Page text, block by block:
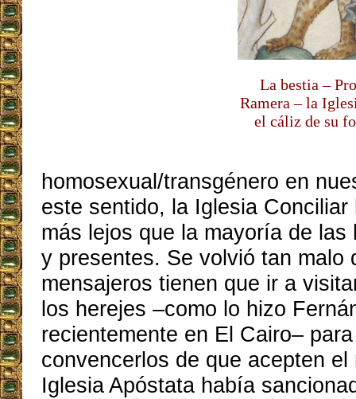
La bestia –
Ramera – la
el cáliz de su
homosexual/transgénero en
este sentido, la Iglesia Conciliar
más lejos que la mayoría de las
y presentes. Se volvió tan malo
mensajeros tienen que ir a
los herejes –como lo hizo
recientemente en El Cairo–
convencerlos de que acepten el
Iglesia Apóstata había